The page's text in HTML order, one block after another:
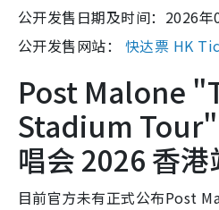
公开发售日期及时间：2026
公开发售网站： 快达票 HK
Post Malone
Stadium
唱会 2026 香
目前官方未有正式公布Post